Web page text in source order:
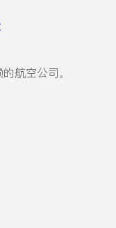
航空公司。